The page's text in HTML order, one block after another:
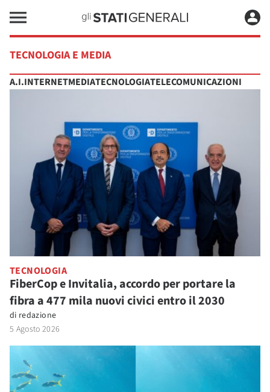
TECNOLOGIA E MEDIA
A.I.INTERNETMEDIATECNOLOGIATELECOMUNICAZIONI
TECNOLOGIA
FiberCop e Invitalia, accordo per portare la
fibra a 477 mila nuovi civici entro il 2030
di redazione
5 Agosto 2026